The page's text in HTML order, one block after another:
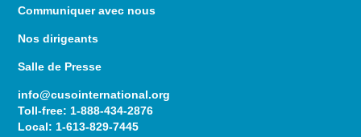
Communiquer avec nous
Nos dirigeants
Salle de Presse
info@cusointernational.org
Toll-free: 1-888-434-2876
Local: 1-613-829-7445